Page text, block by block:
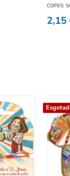
cores
2,15